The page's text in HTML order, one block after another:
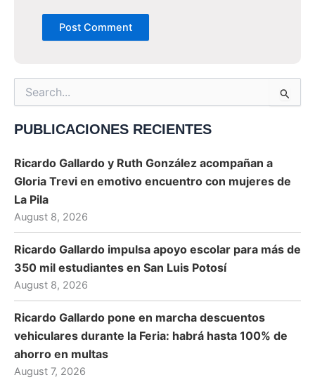
Search
for:
PUBLICACIONES RECIENTES
Ricardo Gallardo y Ruth González acompañan a
Gloria Trevi en emotivo encuentro con mujeres de
La Pila
August 8, 2026
Ricardo Gallardo impulsa apoyo escolar para más de
350 mil estudiantes en San Luis Potosí
August 8, 2026
Ricardo Gallardo pone en marcha descuentos
vehiculares durante la Feria: habrá hasta 100% de
ahorro en multas
August 7, 2026